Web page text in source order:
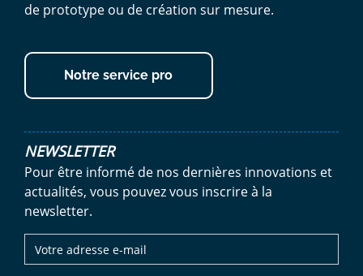
de prototype ou de création sur mesure.
Notre service pro
NEWSLETTER
Pour être informé de nos dernières innovations et
actualités, vous pouvez vous inscrire à la
newsletter.